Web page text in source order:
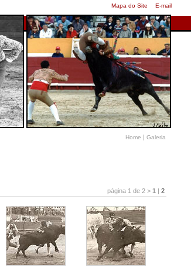
Mapa do Site E-mail
Home | Galeria
página 1 de 2 > 1 | 2